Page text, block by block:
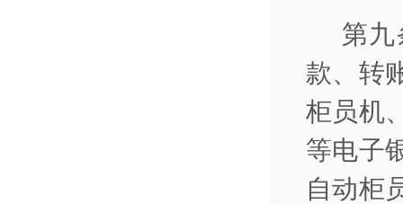
第九
款、转
柜员机
等电子
自动柜